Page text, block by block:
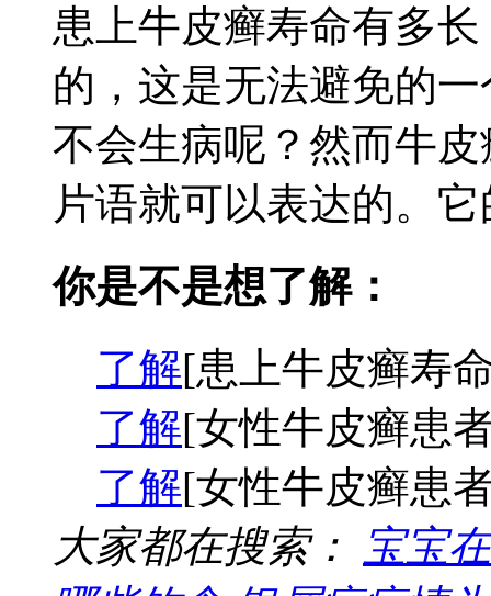
患上牛皮癣寿命有多
的，这是无法避免的
不会生病呢？然而牛
片语就可以表达的。
你是不是想了解：
了解[患上牛皮癣寿
了解[女性牛皮癣患
了解[女性牛皮癣患
大家都在搜索：
宝宝